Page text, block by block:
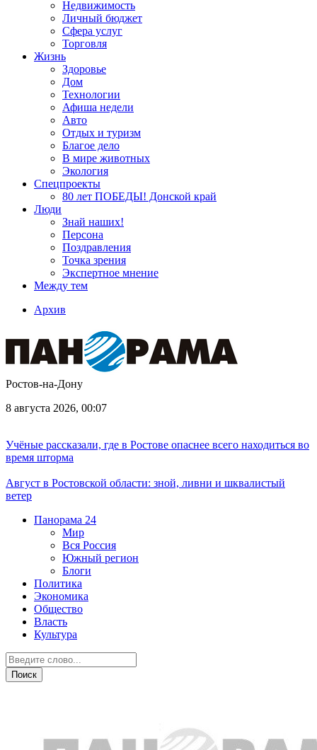
Недвижимость
Личный бюджет
Сфера услуг
Торговля
Жизнь
Здоровье
Дом
Технологии
Афиша недели
Авто
Отдых и туризм
Благое дело
В мире животных
Экология
Спецпроекты
80 лет ПОБЕДЫ! Донской край
Люди
Знай наших!
Персона
Поздравления
Точка зрения
Экспертное мнение
Между тем
Архив
Ростов-на-Дону
8 августа 2026, 00:07
Учёные рассказали, где в Ростове опаснее всего находиться во
время шторма
Август в Ростовской области: зной, ливни и шквалистый
ветер
Панорама 24
Мир
Вся Россия
Южный регион
Блоги
Политика
Экономика
Общество
Власть
Культура